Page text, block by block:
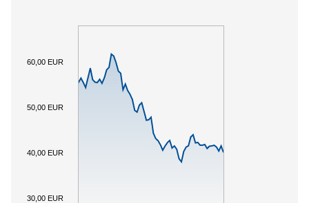
40,00 EUR
30,00 EUR
50,00 EUR
60,00 EUR